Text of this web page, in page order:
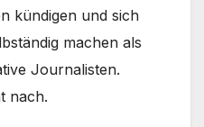
kündigen und sich
machen als
Journalisten.
nach.